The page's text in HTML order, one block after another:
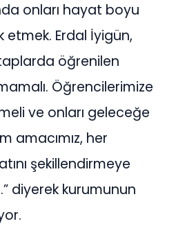
onları hayat boyu
Erdal İyigün,
öğrenilen
Öğrencilerimize
ve onları geleceğe
amacımız, her
şekillendirmeye
diyerek kurumunun